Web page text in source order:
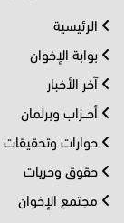
الرئيسية
بوابة الإخوان
آخر الأخبار
أحــزاب وبرلمان
حوارات وتحقيقات
حقوق وحريات
مجتمع الإخوان